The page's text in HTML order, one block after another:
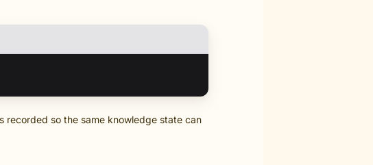
recorded so the same knowledge state can